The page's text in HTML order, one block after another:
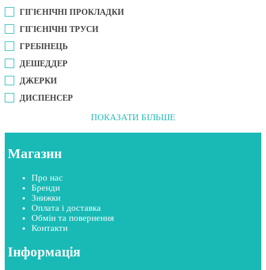
ГІГІЄНІЧНІ ПРОКЛАДКИ
ГІГІЄНІЧНІ ТРУСИ
ГРЕБІНЕЦЬ
ДЕШЕДДЕР
ДЖЕРКИ
ДИСПЕНСЕР
ПОКАЗАТИ БІЛЬШЕ
Магазин
Про нас
Бренди
Знижки
Оплата і доставка
Обмін та повернення
Контакти
Інформація